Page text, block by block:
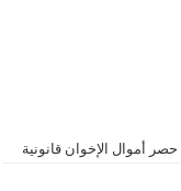
أموال الإخوان قانونية